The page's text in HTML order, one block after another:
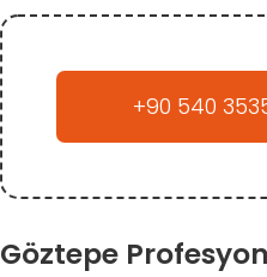
+90 540
Göztepe